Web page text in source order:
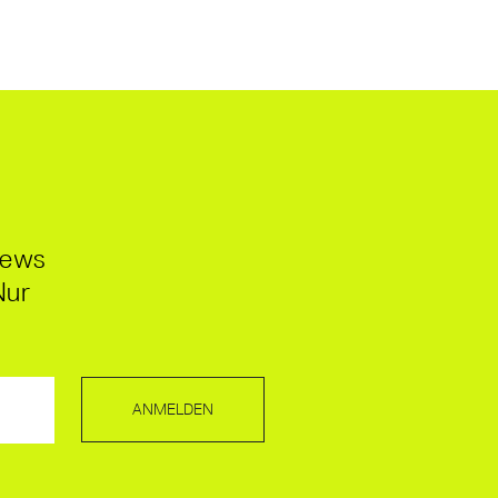
ANMELDEN